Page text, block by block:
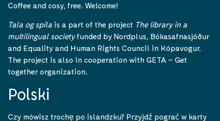
Coffee and cosy, free. Welcome!
Tala og spila is a part of the project The library in a
multilingual societyfunded by Nordplus, Bókasafnasjóður
and Equality and Human Rights Council in Kópavogur.
The project is also in cooperation with GETA – Get
together organization.
Polski
Czy mówisz trochę po islandzku? Przyjdź pograć w karty